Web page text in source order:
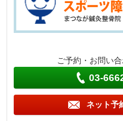
ご予約・お問い
03-
ネット予